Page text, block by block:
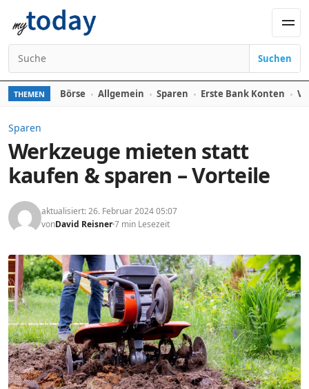
Zum Inhalt springen
Suchen nach:
Suchen
THEMEN Börse Allgemein Sparen Erste Bank Konten
Sparen
Werkzeuge mieten statt
kaufen & sparen – Vorteile
aktualisiert: 26. Februar 2024 05:07
vonDavid Reisner7 min Lesezeit